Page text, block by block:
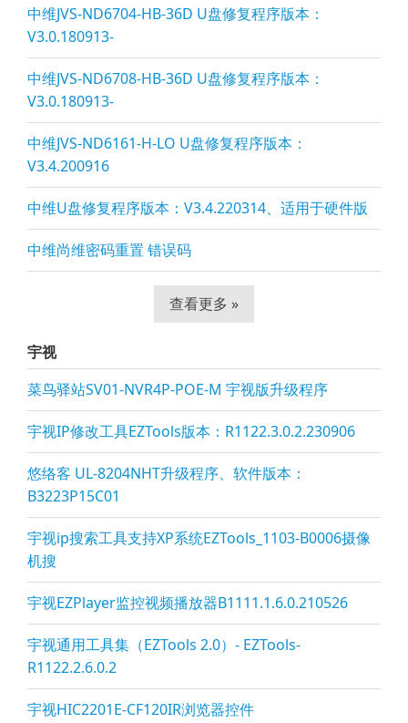
中维JVS-ND6704-HB-36D U盘修复程序版本：
V3.0.180913-
中维JVS-ND6708-HB-36D U盘修复程序版本：
V3.0.180913-
中维JVS-ND6161-H-LO U盘修复程序版本：
V3.4.200916
中维U盘修复程序版本：V3.4.220314、适用于硬件版
中维尚维密码重置 错误码
查看更多 »
宇视
菜鸟驿站SV01-NVR4P-POE-M 宇视版升级程序
宇视IP修改工具EZTools版本：R1122.3.0.2.230906
悠络客 UL-8204NHT升级程序、软件版本：
B3223P15C01
宇视ip搜索工具支持XP系统EZTools_1103-B0006摄像
机搜
宇视EZPlayer监控视频播放器B1111.1.6.0.210526
宇视通用工具集（EZTools 2.0）- EZTools-
R1122.2.6.0.2
宇视HIC2201E-CF120IR浏览器控件